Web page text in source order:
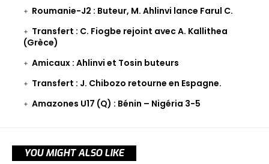
Roumanie-J2 : Buteur, M. Ahlinvi lance Farul C.
Transfert : C. Fiogbe rejoint avec A. Kallithea
(Grèce)
Amicaux : Ahlinvi et Tosin buteurs
Transfert : J. Chibozo retourne en Espagne.
Amazones U17 (Q) : Bénin – Nigéria 3-5
YOU MIGHT ALSO LIKE